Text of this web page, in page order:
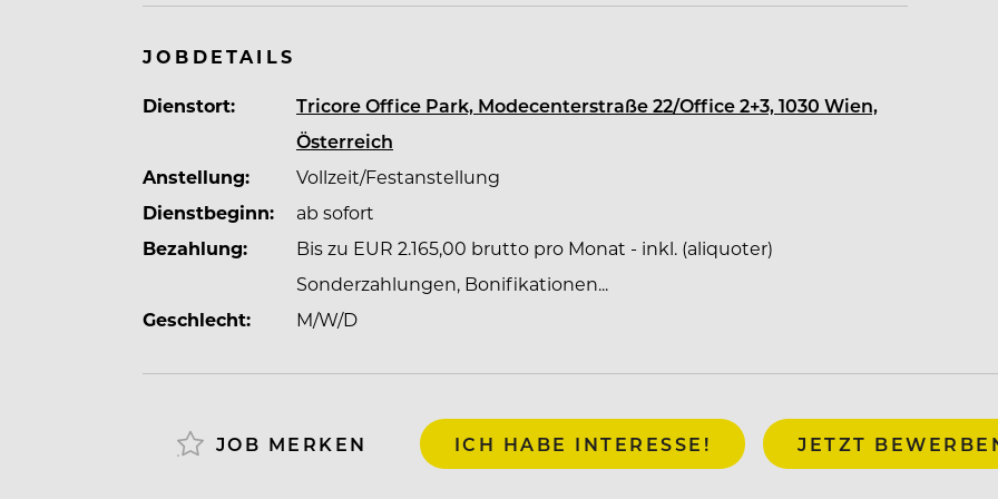
JOBDETAILS
Dienstort:
Tricore Office Park, Modecenterstraße 22/Office 2+3, 1030 Wien,
Österreich
Anstellung:
Vollzeit/Festanstellung
Dienstbeginn:
ab sofort
Bezahlung:
Bis zu EUR 2.165,00 brutto pro Monat - inkl. (aliquoter)
Sonderzahlungen, Bonifikationen...
Geschlecht:
M/W/D
JOB MERKEN ICH HABE INTERESSE! JETZT